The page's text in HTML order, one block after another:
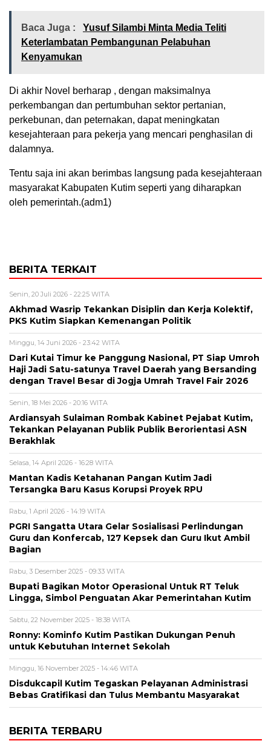
Baca Juga :
Yusuf Silambi Minta Media Teliti
Keterlambatan Pembangunan Pelabuhan
Kenyamukan
Di akhir Novel berharap , dengan maksimalnya
perkembangan dan pertumbuhan sektor pertanian,
perkebunan, dan peternakan, dapat meningkatan
kesejahteraan para pekerja yang mencari penghasilan di
dalamnya.
Tentu saja ini akan berimbas langsung pada kesejahteraan
masyarakat Kabupaten Kutim seperti yang diharapkan
oleh pemerintah.(adm1)
BERITA TERKAIT
Senin, 20 Juli 2026 - 22:25 WITA
Akhmad Wasrip Tekankan Disiplin dan Kerja Kolektif,
PKS Kutim Siapkan Kemenangan Politik
Minggu, 14 Juni 2026 - 23:42 WITA
Dari Kutai Timur ke Panggung Nasional, PT Siap Umroh
Haji Jadi Satu-satunya Travel Daerah yang Bersanding
dengan Travel Besar di Jogja Umrah Travel Fair 2026
Senin, 18 Mei 2026 - 20:16 WITA
Ardiansyah Sulaiman Rombak Kabinet Pejabat Kutim,
Tekankan Pelayanan Publik Publik Berorientasi ASN
Berakhlak
Selasa, 14 April 2026 - 16:28 WITA
Mantan Kadis Ketahanan Pangan Kutim Jadi
Tersangka Baru Kasus Korupsi Proyek RPU
Rabu, 1 April 2026 - 14:19 WITA
PGRI Sangatta Utara Gelar Sosialisasi Perlindungan
Guru dan Konfercab, 127 Kepsek dan Guru Ikut Ambil
Bagian
Rabu, 3 Desember 2025 - 09:33 WITA
Bupati Bagikan Motor Operasional Untuk RT Teluk
Lingga, Simbol Penguatan Akar Pemerintahan Kutim
Sabtu, 22 November 2025 - 18:38 WITA
Ronny: Kominfo Kutim Pastikan Dukungan Penuh
untuk Kebutuhan Internet Sekolah
Minggu, 16 November 2025 - 14:46 WITA
Disdukcapil Kutim Tegaskan Pelayanan Administrasi
Bebas Gratifikasi dan Tulus Membantu Masyarakat
BERITA TERBARU